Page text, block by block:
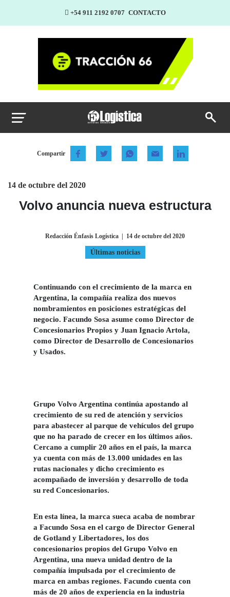
+54 911 2192 0707 CONTACTO
Compartir
14 de octubre del 2020
Volvo anuncia nueva estructura
Redacción Énfasis Logística | 14 de octubre del 2020
Últimas noticias
Continuando con el crecimiento de la marca en
Argentina, la compañía realiza dos nuevos
nombramientos en posiciones estratégicas del
negocio. Facundo Sosa asume como Director de
Concesionarios Propios y Juan Ignacio Artola,
como Director de Desarrollo de Concesionarios
y Usados.
Grupo Volvo Argentina continúa apostando al
crecimiento de su red de atención y servicios
para abastecer al parque de vehículos del grupo
que no ha parado de crecer en los últimos años.
Cercano a cumplir 20 años en el país, la marca
ya cuenta con más de 13.000 unidades en las
rutas nacionales y dicho crecimiento es
acompañado de inversión y desarrollo de toda
su red Concesionarios.
En esta línea, la marca sueca acaba de nombrar
a Facundo Sosa en el cargo de Director General
de Gotland y Libertadores, los dos
concesionarios propios del Grupo Volvo en
Argentina, una nueva unidad dentro de la
compañía impulsada por el crecimiento de
marca en ambas regiones. Facundo cuenta con
más de 20 años de experiencia en la industria